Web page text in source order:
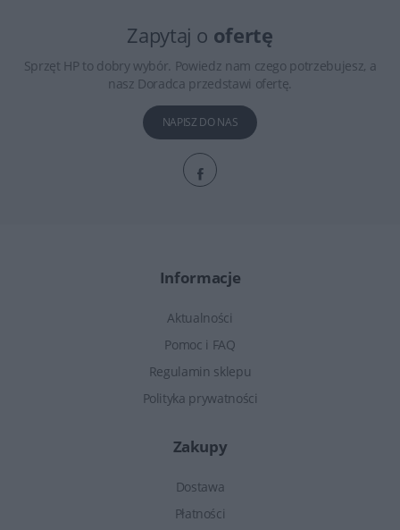
Zapytaj o ofertę
Sprzęt HP to dobry wybór. Powiedz nam czego potrzebujesz, a
nasz Doradca przedstawi ofertę.
NAPISZ DO NAS
Informacje
Aktualności
Pomoc i FAQ
Regulamin sklepu
Polityka prywatności
Zakupy
Dostawa
Płatności